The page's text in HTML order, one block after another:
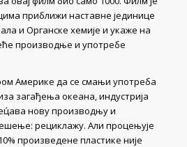
приближи наставне јединице
и Органске хемије и укаже на
производње и употребе
Америке да се смањи употреба
загађења океана, индустрија
нову производњу и
рециклажу. Али процењује
произведене пластике није